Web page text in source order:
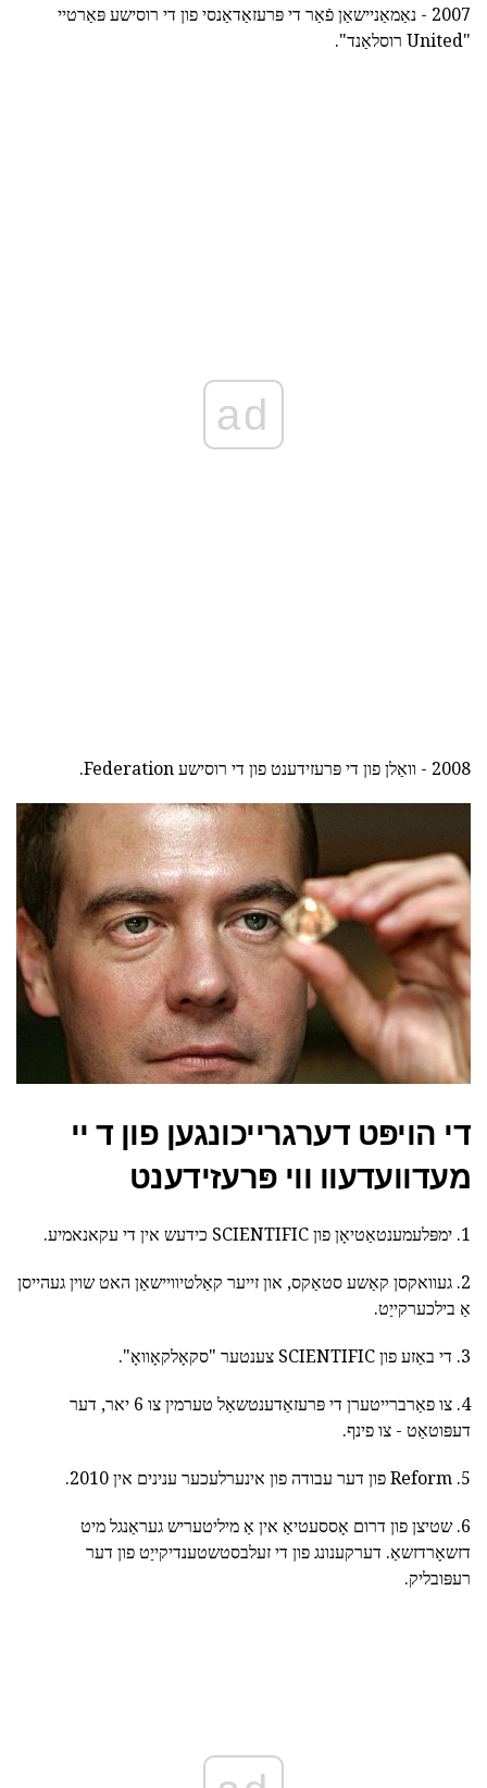
2007 - נאַמאַניישאַן פֿאַר די פּרעזאַדאַנסי פון די רוסישע פּאַרטיי
"United רוסלאַנד".
ad
2008 - וואַלן פון די פּרעזידענט פון די רוסישע Federation.
די הויפּט דערגרייכונגען פון ד יי
מעדוועדעוו ווי פּרעזידענט
1. ימפּלעמענטאַטיאָן פון SCIENTIFIC כידעש אין די עקאנאמיע.
2. געוואקסן קאַשע סטאַקס, און זייער קאַלטיוויישאַן האט שוין געהייסן
אַ בילכערקייַט.
3. די באַזע פון SCIENTIFIC צענטער "סקאָלקאָוואָ".
4. צו פאַרברייטערן די פּרעזאַדענטשאַל טערמין צו 6 יאר, דער
דעפּוטאַט - צו פינף.
5. Reform פון דער עבודה פון אינערלעכער ענינים אין 2010.
6. שטיצן פון דרום אָססעטיאַ אין אַ מיליטעריש געראַנגל מיט
דזשאָרדזשאַ. דערקענונג פון די זעלבסטשטענדיקייַט פון דער
רעפּובליק.